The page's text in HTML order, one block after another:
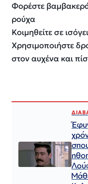
Φορέστε
ρούχα
Κοιμηθείτε σε
Χρησιμοποιήστε
στον αυχένα και